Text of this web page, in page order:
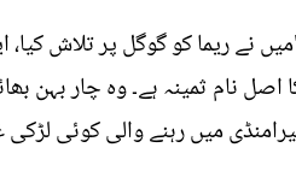
نے ریما کو گوگل پر تلاش
اصل نام ثمینہ ہے۔ وہ چار بہن
میں رہنے والی کوئی